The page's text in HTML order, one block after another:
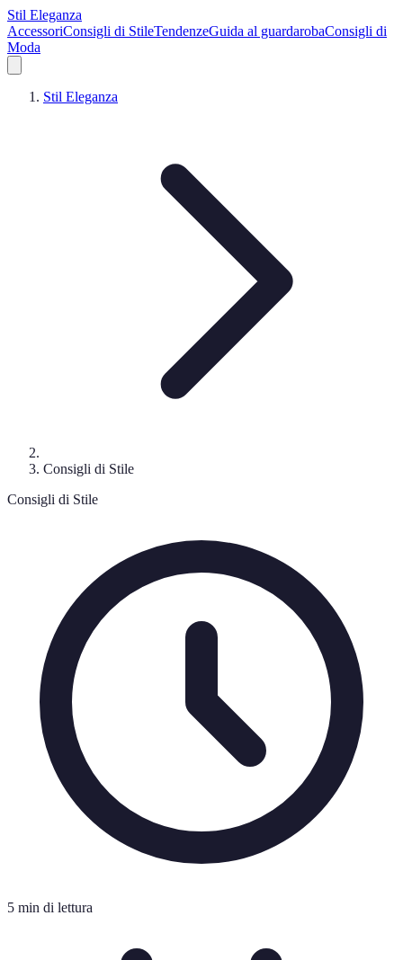
Stil Eleganza
AccessoriConsigli di StileTendenzeGuida al guardarobaConsigli di
Moda
Stil Eleganza
Consigli di Stile
Consigli di Stile
5 min di lettura